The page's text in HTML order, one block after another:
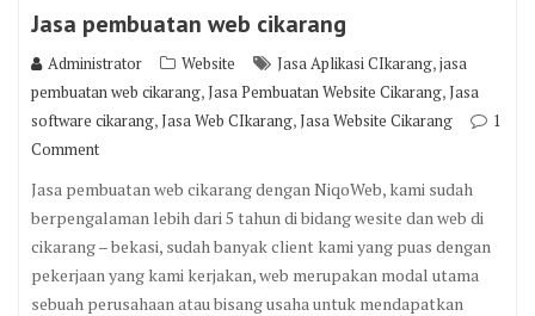
Jasa pembuatan web cikarang
Administrator Website Jasa Aplikasi CIkarang,jasa
pembuatan web cikarang,Jasa Pembuatan Website Cikarang,Jasa
software cikarang,Jasa Web CIkarang,Jasa Website Cikarang
1
Comment
Jasa pembuatan web cikarang dengan NiqoWeb, kami sudah
berpengalaman lebih dari 5 tahun di bidang wesite dan web di
cikarang – bekasi, sudah banyak client kami yang puas dengan
pekerjaan yang kami kerjakan, web merupakan modal utama
sebuah perusahaan atau bisang usaha untuk mendapatkan